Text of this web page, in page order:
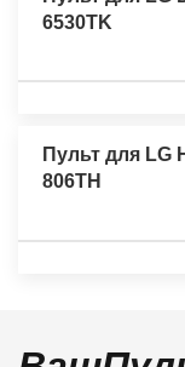
6530TK
Пульт для LG
806TH